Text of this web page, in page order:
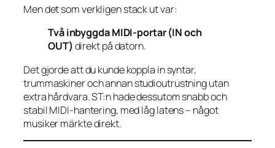
Men det som verkligen stack ut var:
Två inbyggda MIDI-portar (IN och
OUT) direkt på datorn.
Det gjorde att du kunde koppla in syntar,
trummaskiner och annan studioutrustning utan
extra hårdvara. ST:n hade dessutom snabb och
stabil MIDI-hantering, med låg latens – något
musiker märkte direkt.